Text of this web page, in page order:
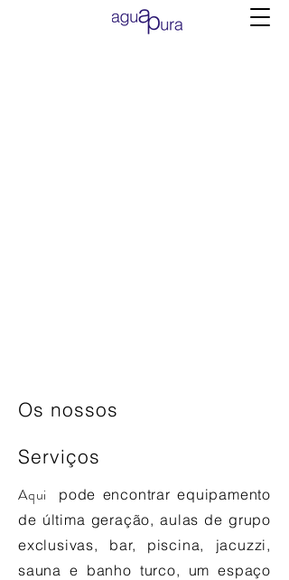
Os nossos
Serviços
Aqui
pode encontrar equipamento
de última geração, aulas de grupo
exclusivas, bar, piscina, jacuzzi,
sauna e banho turco, um espaço